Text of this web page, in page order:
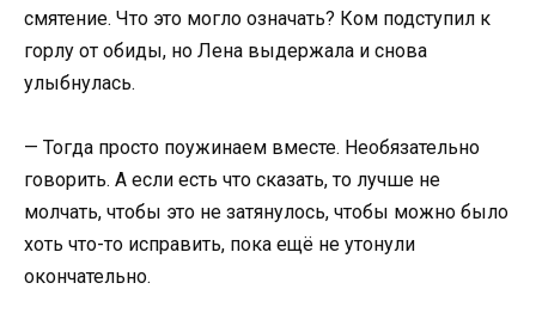
смятение. Что это могло означать? Ком подступил к
горлу от обиды, но Лена выдержала и снова
улыбнулась.
— Тогда просто поужинаем вместе. Необязательно
говорить. А если есть что сказать, то лучше не
молчать, чтобы это не затянулось, чтобы можно было
хоть что-то исправить, пока ещё не утонули
окончательно.